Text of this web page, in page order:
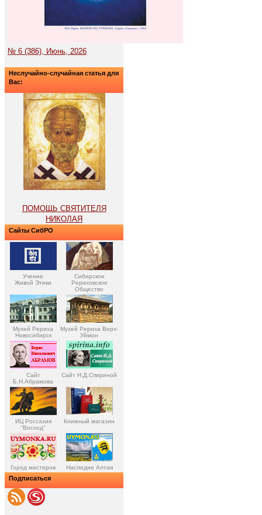
№ 6 (386), Июнь, 2026
Неслучайно-случайная статья для
Вас:
ПОМОЩЬ СВЯТИТЕЛЯ
НИКОЛАЯ
Сайты СибРО
Учение
Живой Этики
Сибирское
Рериховское
Общество
Музей Рериха
Новосибирск
Музей Рериха Верх-
Уймон
Сайт
Б.Н.Абрамова
Сайт Н.Д.Спириной
ИЦ Россазия
"Восход"
Книжный магазин
Город мастеров Наследие Алтая
Подписаться